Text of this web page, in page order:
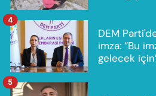
DEM
imza: “Bu
gelecek
4
5